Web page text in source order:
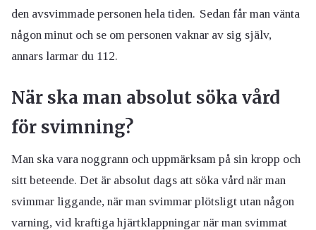
den avsvimmade personen hela tiden. Sedan får man vänta
någon minut och se om personen vaknar av sig själv,
annars larmar du 112.
När ska man absolut söka vård
för svimning?
Man ska vara noggrann och uppmärksam på sin kropp och
sitt beteende. Det är absolut dags att söka vård när man
svimmar liggande, när man svimmar plötsligt utan någon
varning, vid kraftiga hjärtklappningar när man svimmat